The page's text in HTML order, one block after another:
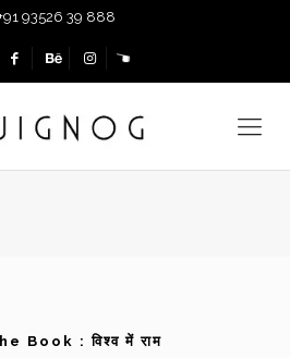
93526 39 888
Book : विश्व में राम